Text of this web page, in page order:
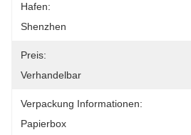
Hafen:
Shenzhen
Preis:
Verhandelbar
Verpackung Informationen:
Papierbox